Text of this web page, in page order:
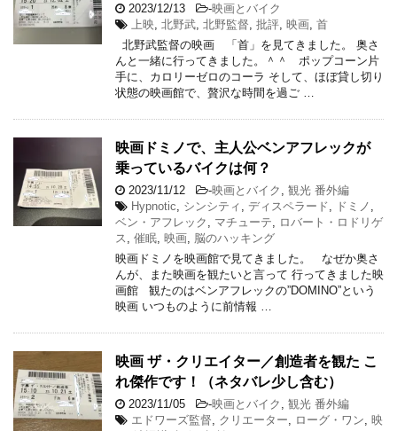
2023/12/13 -映画とバイク
上映 北野武 北野監督 批評 映画 首
北野武監督の映画 「首」を見てきました。 奥さ
んと一緒に行ってきました。＾＾ ポップコーン片
手に、カロリーゼロのコーラ そして、ほぼ貸し切り
状態の映画館で、贅沢な時間を過ご …
映画ドミノで、主人公ベンアフレックが
乗っているバイクは何？
2023/11/12 -映画とバイク
観光 番外編
Hypnotic
シンシティ ディスペラード ドミノ
ベン・アフレック
マチューテ
ロバート・ロドリゲ
ス
催眠 映画 脳のハッキング
映画ドミノを映画館で見てきました。 なぜか奥さ
んが、また映画を観たいと言って 行ってきました映
画館 観たのはベンアフレックの”DOMINO”という
映画 いつものように前情報 …
映画 ザ・クリエイター／創造者を観た こ
れ傑作です！（ネタバレ少し含む）
2023/11/05 -映画とバイク
観光 番外編
エドワーズ監督
クリエーター ローグ・ワン 映